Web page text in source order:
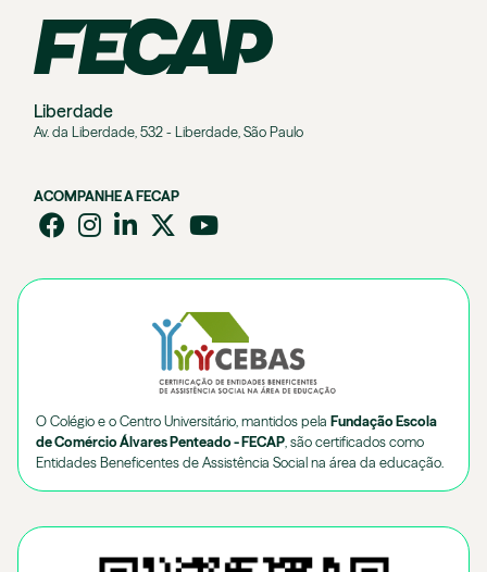
Liberdade
Av. da Liberdade, 532 - Liberdade, São Paulo
ACOMPANHE A FECAP
O Colégio e o Centro Universitário, mantidos pela Fundação Escola
de Comércio Álvares Penteado - FECAP, são certificados como
Entidades Beneficentes de Assistência Social na área da educação.